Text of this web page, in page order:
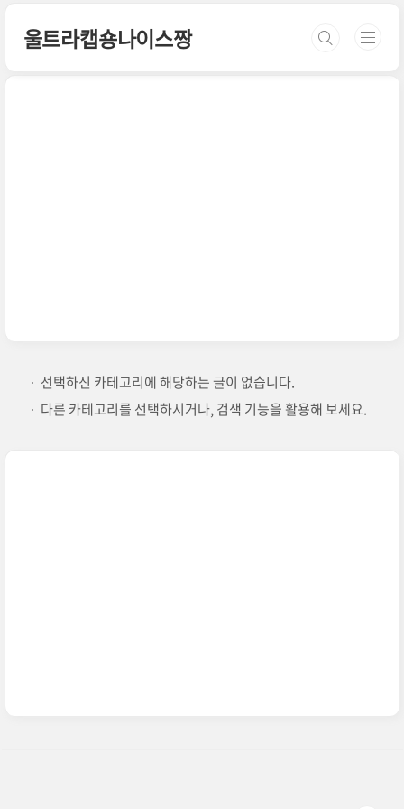
울트라캡숑나이스짱
선택하신 카테고리에 해당하는 글이 없습니다.
다른 카테고리를 선택하시거나, 검색 기능을 활용해 보세요.